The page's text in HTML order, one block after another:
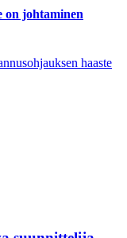
on johtaminen
haaste